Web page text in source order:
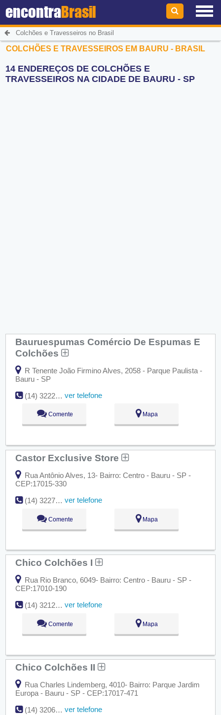
encontraBrasil
Colchões e Travesseiros no Brasil
COLCHÕES E TRAVESSEIROS EM BAURU - BRASIL
14 ENDEREÇOS DE COLCHÕES E
TRAVESSEIROS NA CIDADE DE BAURU - SP
Bauruespumas Comércio De Espumas E
Colchões
R Tenente João Firmino Alves, 2058 - Parque Paulista -
Bauru - SP
(14) 3222-5181
ver telefone
Comente Mapa
Castor Exclusive Store
Rua Antônio Alves, 13- Bairro: Centro - Bauru - SP -
CEP:17015-330
(14) 3227-8189
ver telefone
Comente Mapa
Chico Colchões I
Rua Rio Branco, 6049- Bairro: Centro - Bauru - SP -
CEP:17010-190
(14) 3212-4034
ver telefone
Comente Mapa
Chico Colchões II
Rua Charles Lindemberg, 4010- Bairro: Parque Jardim
Europa - Bauru - SP - CEP:17017-471
(14) 3206-9336
ver telefone